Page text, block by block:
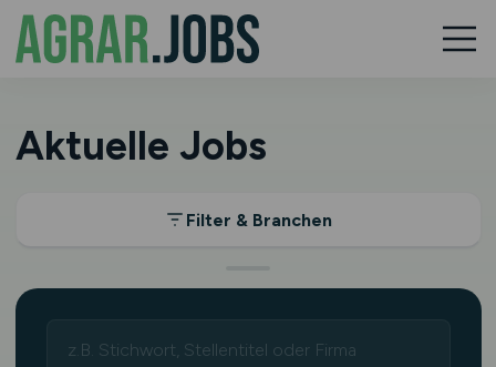
Aktuelle Jobs
Filter & Branchen